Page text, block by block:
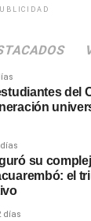
del
su
el
días